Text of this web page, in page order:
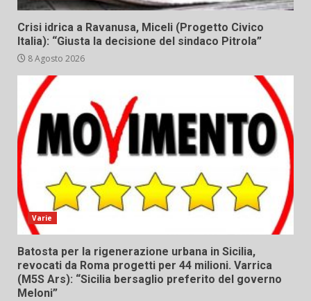
Crisi idrica a Ravanusa, Miceli (Progetto Civico
Italia): “Giusta la decisione del sindaco Pitrola”
8 Agosto 2026
Varie
Batosta per la rigenerazione urbana in Sicilia,
revocati da Roma progetti per 44 milioni. Varrica
(M5S Ars): “Sicilia bersaglio preferito del governo
Meloni”